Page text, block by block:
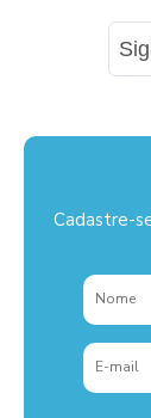
Cadastre-